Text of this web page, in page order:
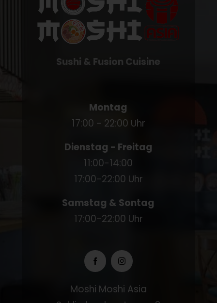
Sushi & Fusion Cuisine
Montag
17:00 - 22:00 Uhr
Dienstag - Freitag
11:00-14:00
17:00-22:00 Uhr
Samstag & Sontag
17:00-22:00 Uhr
Moshi Moshi Asia